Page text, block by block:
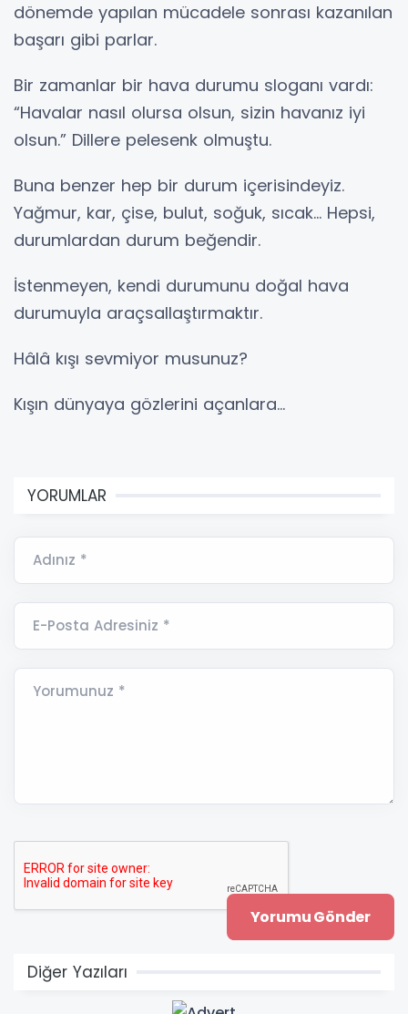
dönemde yapılan mücadele sonrası kazanılan
başarı gibi parlar.
Bir zamanlar bir hava durumu sloganı vardı:
“Havalar nasıl olursa olsun, sizin havanız iyi
olsun.” Dillere pelesenk olmuştu.
Buna benzer hep bir durum içerisindeyiz.
Yağmur, kar, çise, bulut, soğuk, sıcak… Hepsi,
durumlardan durum beğendir.
İstenmeyen, kendi durumunu doğal hava
durumuyla araçsallaştırmaktır.
Hâlâ kışı sevmiyor musunuz?
Kışın dünyaya gözlerini açanlara…
YORUMLAR
Adınız *
E-Posta Adresiniz *
Yorumunuz *
Diğer Yazıları